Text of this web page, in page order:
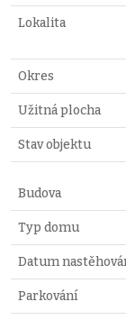
Lokalita
Okres
Užitná plocha
Stav objektu
Budova
Typ domu
Datum
Parkování